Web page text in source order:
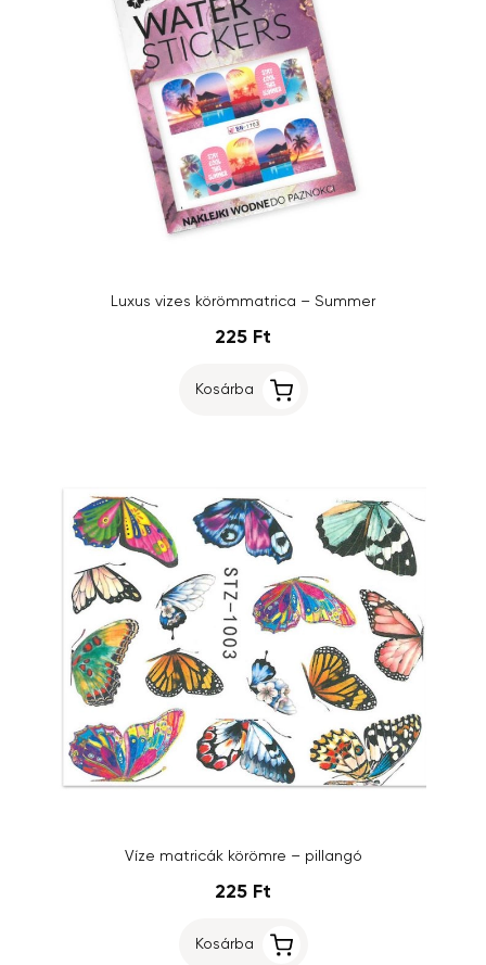
Luxus vizes körömmatrica – Summer
225 Ft
Kosárba
Víze matricák körömre – pillangó
225 Ft
Kosárba